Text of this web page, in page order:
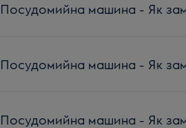
Посудомийна машина - Як
Посудомийна машина - Як
Посудомийна машина - Як